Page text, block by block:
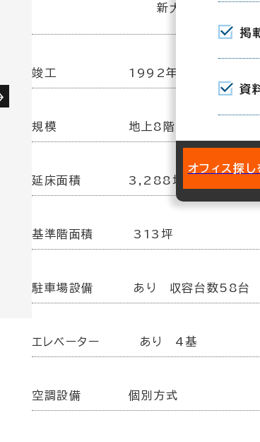
新大阪駅(JR) 西
竣工 1992年10月（リニュー
規模 地上8階／地下1階建
延床面積 3,288坪
基準階面積 313坪
駐車場設備 あり 収容台数58台
エレベーター あり 4基
空調設備 個別方式
掲
資
オフィス探